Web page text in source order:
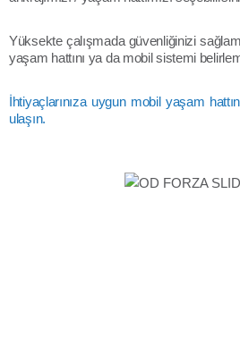
Yüksekte çalışmada güvenliğinizi
yaşam hattını ya da mobil sistemi
İhtiyaçlarınıza uygun mobil yaşam
ulaşın.